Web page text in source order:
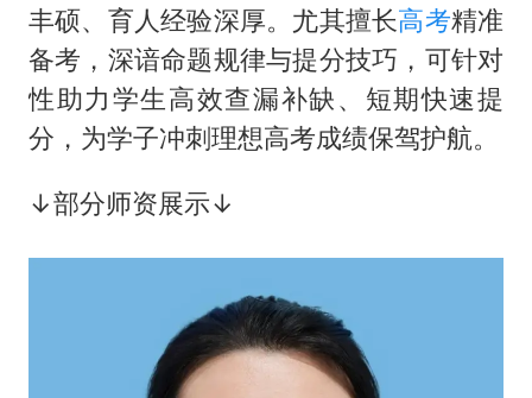
丰硕、育人经验深厚。尤其擅长高考精准
备考，深谙命题规律与提分技巧，可针对
性助力学生高效查漏补缺、短期快速提
分，为学子冲刺理想高考成绩保驾护航。
↓部分师资展示↓